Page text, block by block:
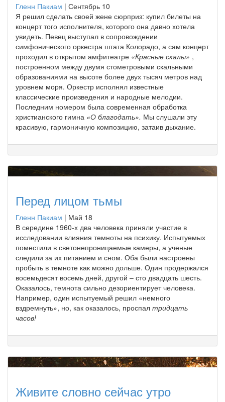
Гленн Пакиам | Сентябрь 10
Я решил сделать своей жене сюрприз: купил билеты на
концерт того исполнителя, которого она давно хотела
увидеть. Певец выступал в сопровождении
симфонического оркестра штата Колорадо, а сам концерт
проходил в открытом амфитеатре «Красные скалы» ,
построенном между двумя стометровыми скальными
образованиями на высоте более двух тысяч метров над
уровнем моря. Оркестр исполнял известные
классические произведения и народные мелодии.
Последним номером была современная обработка
христианского гимна «О благодать». Мы слушали эту
красивую, гармоничную композицию, затаив дыхание.
Перед лицом тьмы
Гленн Пакиам | Май 18
В середине 1960-х два человека приняли участие в
исследовании влияния темноты на психику. Испытуемых
поместили в светонепроницаемые камеры, а ученые
следили за их питанием и сном. Оба были настроены
пробыть в темноте как можно дольше. Один продержался
восемьдесят восемь дней, другой – сто двадцать шесть.
Оказалось, темнота сильно дезориентирует человека.
Например, один испытуемый решил «немного
вздремнуть», но, как оказалось, проспал тридцать
часов!
Живите словно сейчас утро